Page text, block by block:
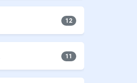
12
11